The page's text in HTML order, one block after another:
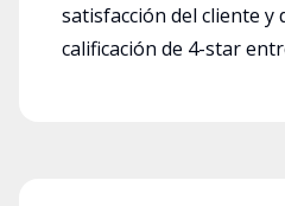
satisfacción del cliente
calificación de 4-star